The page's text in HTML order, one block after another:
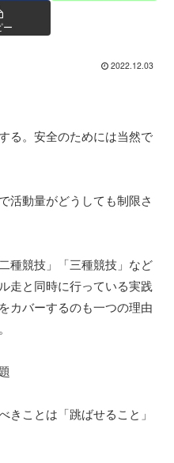
ー
2022.12.03
る。安全のためには当然で
活動量がどうしても制限さ
種競技」「三種競技」など
走と同時に行っている実践
カバーするのも一つの理由
ことは「跳ばせること」